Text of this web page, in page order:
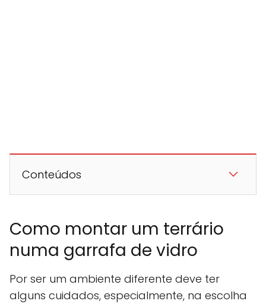
Conteúdos
Como montar um terrário
numa garrafa de vidro
Por ser um ambiente diferente deve ter
alguns cuidados, especialmente, na escolha